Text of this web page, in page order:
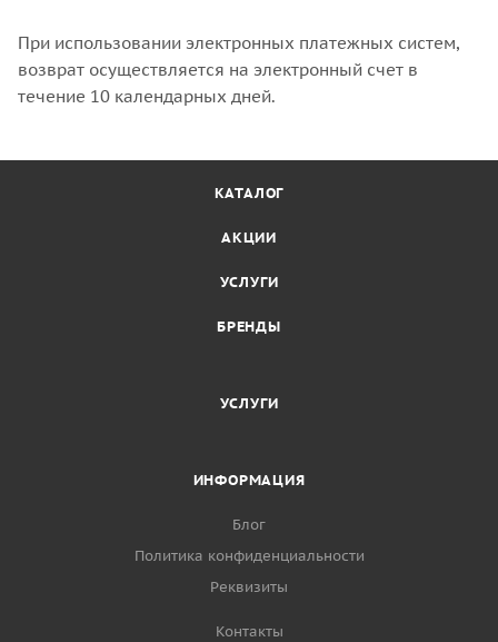
При использовании электронных платежных систем,
возврат осуществляется на электронный счет в
течение 10 календарных дней.
КАТАЛОГ
АКЦИИ
УСЛУГИ
БРЕНДЫ
УСЛУГИ
ИНФОРМАЦИЯ
Блог
Политика конфиденциальности
Реквизиты
Контакты